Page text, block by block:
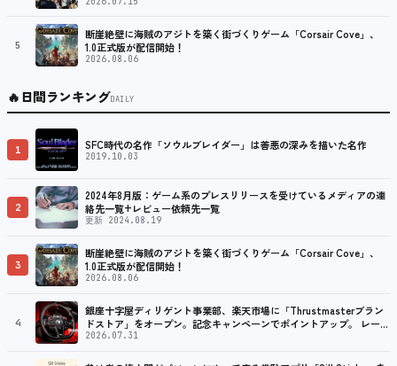
5
断崖絶壁に海賊のアジトを築く街づくりゲーム「Corsair Cove」、
1.0正式版が配信開始！
2026.08.06
🔥日間ランキングDAILY
1 SFC時代の名作「ソウルブレイダー」は善悪の深みを描いた名作
2019.10.03
2
2024年8月版：ゲーム系のプレスリリースを受けているメディアの連
絡先一覧+レビュー依頼先一覧
更新 2024.08.19
3
断崖絶壁に海賊のアジトを築く街づくりゲーム「Corsair Cove」、
1.0正式版が配信開始！
2026.08.06
4
銀座十字屋ディリゲント事業部、楽天市場に「Thrustmasterブラン
ドストア」をオープン。記念キャンペーンでポイントアップ。 レーシ
ング／フライトシム向けコントローラーを中心に、幅広くラインナッ
2026.07.31